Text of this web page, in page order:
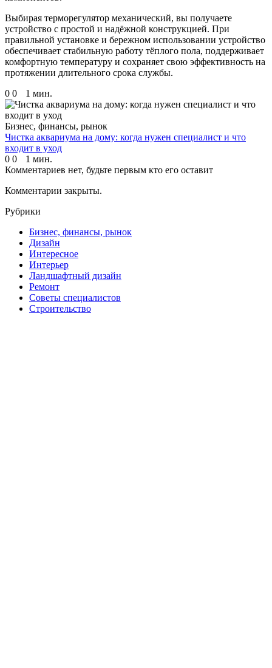
Выбирая терморегулятор механический, вы получаете
устройство с простой и надёжной конструкцией. При
правильной установке и бережном использовании устройство
обеспечивает стабильную работу тёплого пола, поддерживает
комфортную температуру и сохраняет свою эффективность на
протяжении длительного срока службы.
0 0 1 мин.
Бизнес, финансы, рынок
Чистка аквариума на дому: когда нужен специалист и что
входит в уход
0 0
1 мин.
Комментариев нет, будьте первым кто его оставит
Комментарии закрыты.
Рубрики
Бизнес, финансы, рынок
Дизайн
Интересное
Интерьер
Ландшафтный дизайн
Ремонт
Советы специалистов
Строительство